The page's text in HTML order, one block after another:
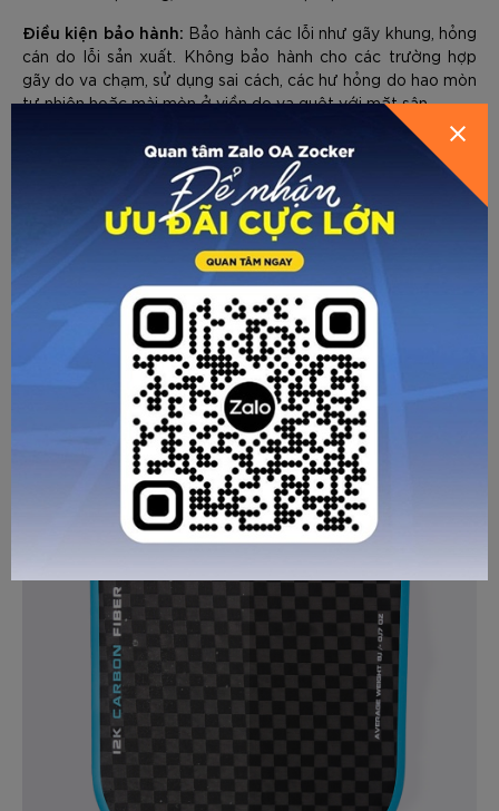
Điều kiện bảo hành: Bảo hành các lỗi như gãy khung, hỏng
cán do lỗi sản xuất. Không bảo hành cho các trường hợp
gãy do va chạm, sử dụng sai cách, các hư hỏng do hao mòn
tự nhiên hoặc mài mòn ở viền do va quệt với mặt sân.
Với thiết kế không viền độc đáo, chất liệu cao cấp và hiệu
vợt Zocker HP02 Plus Edgeless
là một lựa
chọn hoàn hảo cho những người chơi đang tìm kiếm một
cây vợt hiện đại, đẳng cấp và giúp nâng cao trình độ chơi
Trải nghiệm ngay cùng Zocker Happy để cảm nhận sự khác
biệt và đẳng cấp trong từng cú đánh.
Zocker Happy - Free Your Mind!
Hướng dẫn bảo quản và vệ sinh Vợt
Pickleball Zocker HP02 Plus Gray
HƯỚNG DẪN CHỌN SIZE
GỬI THÔNG TIN ĐỂ ZOCKER TƯ
VẤN CHO BẠN
GỬI TƯ VẤN